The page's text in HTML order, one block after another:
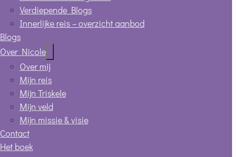
Verdiepende Blogs
Innerlijke reis – overzicht aanbod
Blogs
Over Nicole
Over mij
Mijn reis
Mijn Triskele
Mijn veld
Mijn missie & visie
Contact
Het boek